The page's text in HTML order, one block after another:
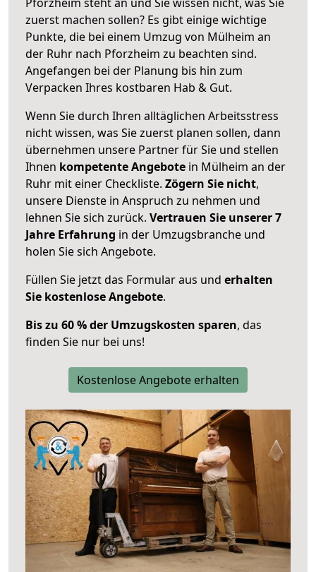
zuerst machen sollen? Es gibt einige wichtige
Punkte, die bei einem Umzug von Mülheim an
der Ruhr nach Pforzheim zu beachten sind.
Angefangen bei der Planung bis hin zum
Verpacken Ihres kostbaren Hab & Gut.
Wenn Sie durch Ihren alltäglichen Arbeitsstress
nicht wissen, was Sie zuerst planen sollen, dann
übernehmen unsere Partner für Sie und stellen
Ihnen kompetente Angebote in Mülheim an der
Ruhr mit einer Checkliste. Zögern Sie nicht,
unsere Dienste in Anspruch zu nehmen und
lehnen Sie sich zurück. Vertrauen Sie unserer 7
Jahre Erfahrung in der Umzugsbranche und
holen Sie sich Angebote.
Füllen Sie jetzt das Formular aus und erhalten
Sie kostenlose Angebote.
Bis zu 60 % der Umzugskosten sparen, das
finden Sie nur bei uns!
Kostenlose Angebote erhalten